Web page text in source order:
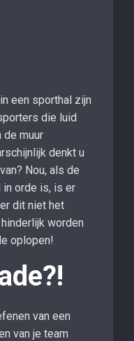
een sporthal zijn
die luid
de muur
denkt u
Nou, als de
in orde is, is er
dit niet het
worden
oplopen!
van een
van je team